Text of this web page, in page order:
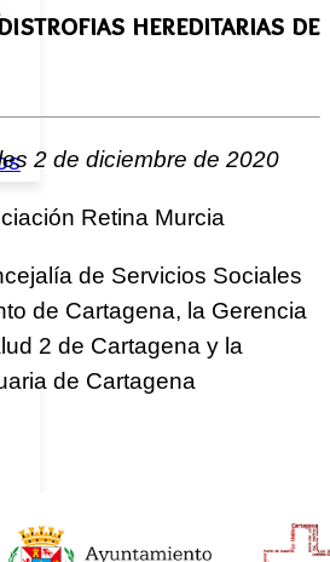
hereditarias de
2 de diciembre de 2020
Retina Murcia
de Servicios Sociales
de Cartagena, la Gerencia
2 de Cartagena y la
de Cartagena